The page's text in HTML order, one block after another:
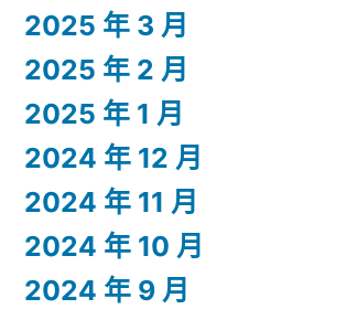
2025 年 3 月
2025 年 2 月
2025 年 1 月
2024 年 12 月
2024 年 11 月
2024 年 10 月
2024 年 9 月